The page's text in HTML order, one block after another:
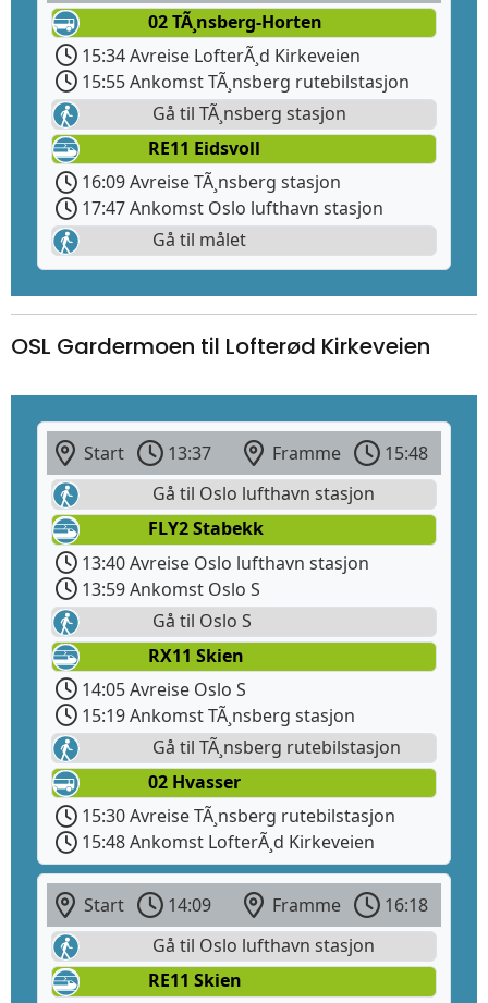
02 TÃ¸nsberg-Horten
15:34 Avreise LofterÃ¸d Kirkeveien
15:55 Ankomst TÃ¸nsberg rutebilstasjon
Gå til TÃ¸nsberg stasjon
RE11 Eidsvoll
16:09 Avreise TÃ¸nsberg stasjon
17:47 Ankomst Oslo lufthavn stasjon
Gå til målet
OSL Gardermoen til Lofterød Kirkeveien
Start 13:37 Framme
15:48
Gå til Oslo lufthavn stasjon
FLY2 Stabekk
13:40 Avreise Oslo lufthavn stasjon
13:59 Ankomst Oslo S
Gå til Oslo S
RX11 Skien
14:05 Avreise Oslo S
15:19 Ankomst TÃ¸nsberg stasjon
Gå til TÃ¸nsberg rutebilstasjon
02 Hvasser
15:30 Avreise TÃ¸nsberg rutebilstasjon
15:48 Ankomst LofterÃ¸d Kirkeveien
Start 14:09 Framme
16:18
Gå til Oslo lufthavn stasjon
RE11 Skien